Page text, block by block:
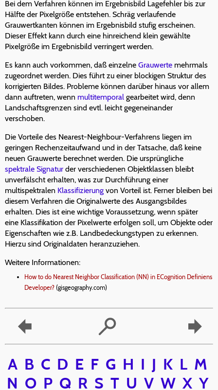
Bei dem Verfahren können im Ergebnisbild Lagefehler bis zur
Hälfte der Pixelgröße entstehen. Schräg verlaufende
Grauwertkanten können im Ergebnisbild stufig erscheinen.
Dieser Effekt kann durch eine hinreichend klein gewählte
Pixelgröße im Ergebnisbild verringert werden.
Es kann auch vorkommen, daß einzelne Grauwerte mehrmals
zugeordnet werden. Dies führt zu einer blockigen Struktur des
korrigierten Bildes. Probleme können darüber hinaus vor allem
dann auftreten, wenn multitemporal gearbeitet wird, denn
Landschaftsgrenzen sind evtl. leicht gegeneinander
verschoben.
Die Vorteile des Nearest-Neighbour-Verfahrens liegen im
geringen Rechenzeitaufwand und in der Tatsache, daß keine
neuen Grauwerte berechnet werden. Die ursprüngliche
spektrale Signatur der verschiedenen Objektklassen bleibt
unverfälscht erhalten, was zur Durchführung einer
multispektralen Klassifizierung von Vorteil ist. Ferner bleiben bei
diesem Verfahren die Originalwerte des Ausgangsbildes
erhalten. Dies ist eine wichtige Voraussetzung, wenn später
eine Klassifikation der Pixelwerte erfolgen soll, um Objekte oder
Eigenschaften wie z.B. Landbedeckungstypen zu erkennen.
Hierzu sind Originaldaten heranzuziehen.
Weitere Informationen:
How to do Nearest Neighbor Classification (NN) in ECognition Definiens
Developer? (gisgeography.com)
A B C D E F G H I J K L M
N O P Q R S T U V W X Y